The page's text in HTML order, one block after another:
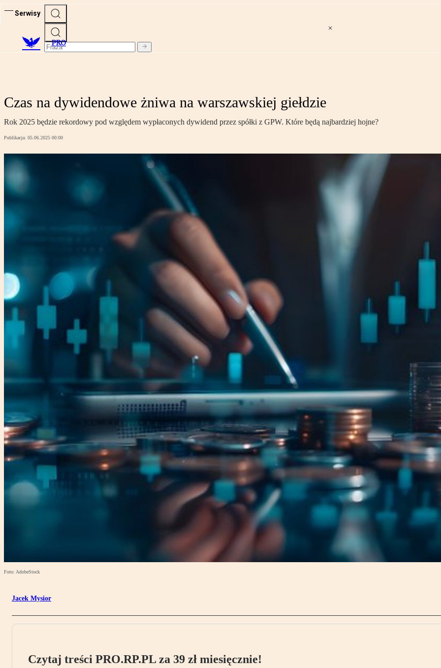
Serwisy
PRO
Czas na dywidendowe żniwa na warszawskiej giełdzie
Rok 2025 będzie rekordowy pod względem wypłaconych dywidend przez spółki z GPW. Które będą najbardziej hojne?
Publikacja: 05.06.2025 00:00
Foto: AdobeStock
Jacek Mysior
Czytaj treści PRO.RP.PL za 39 zł miesięcznie!